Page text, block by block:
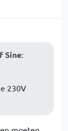
Sine:
230V